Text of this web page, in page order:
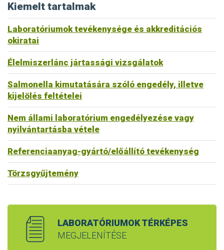
Kiemelt tartalmak
Laboratóriumok tevékenysége és akkreditációs
okiratai
Élelmiszerlánc jártassági vizsgálatok
Salmonella kimutatására szóló engedély, illetve
kijelölés feltételei
Nem állami laboratórium engedélyezése vagy
nyilvántartásba vétele
Referenciaanyag-gyártó/előállító tevékenység
Törzsgyűjtemény
LABORATÓRIUMOK TÉRKÉPES
MEGJELENÍTÉSE